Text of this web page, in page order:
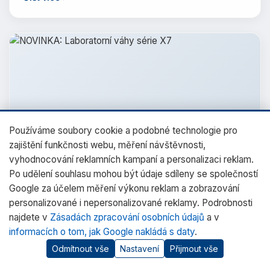
02.02.2024 | 1 min čtení
NOVINKA: Laboratorní váhy série X7
Když se zdá, že váha je prostě jen váha a tak to má
být, my nepřestáváme vytvářet řešení, která vám
usnadní práci.…
Číst více
Používáme soubory cookie a podobné technologie pro
zajištění funkčnosti webu, měření návštěvnosti,
vyhodnocování reklamních kampaní a personalizaci reklam.
Po udělení souhlasu mohou být údaje sdíleny se společností
Google za účelem měření výkonu reklam a zobrazování
personalizované i nepersonalizované reklamy. Podrobnosti
najdete v Zásadách zpracování osobních údajů a v
informacích o tom, jak Google nakládá s daty.
Odmítnout vše Nastavení Přijmout vše